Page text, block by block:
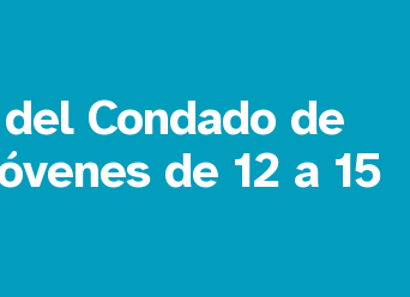
Condado de
de 12 a 15